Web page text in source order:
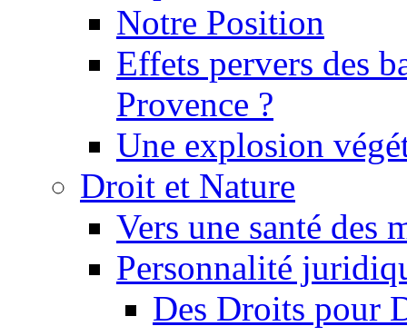
Notre Position
Effets pervers des
Provence ?
Une explosion
Droit et Nature
Vers une santé des
Personnalité
Des Droits pour